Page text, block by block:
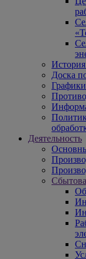
Доска
Деятельность